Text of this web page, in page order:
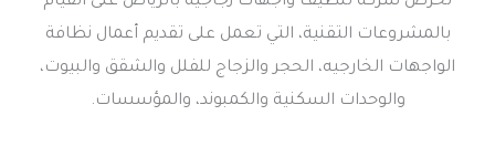
بالمشروعات التقنية، التي تعمل على تقديم أعمال نظافة
الواجهات الخارجيه، الحجر والزجاج للفلل والشقق والبيوت،
والوحدات السكنية والكمبوند، والمؤسسات.